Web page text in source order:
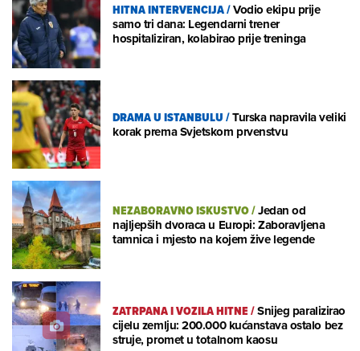
HITNA INTERVENCIJA/Vodio ekipu prije
samo tri dana: Legendarni trener
hospitaliziran, kolabirao prije treninga
DRAMA U ISTANBULU/Turska napravila veliki
korak prema Svjetskom prvenstvu
NEZABORAVNO ISKUSTVO/Jedan od
najljepših dvoraca u Europi: Zaboravljena
tamnica i mjesto na kojem žive legende
ZATRPANA I VOZILA HITNE/Snijeg paralizirao
cijelu zemlju: 200.000 kućanstava ostalo bez
struje, promet u totalnom kaosu